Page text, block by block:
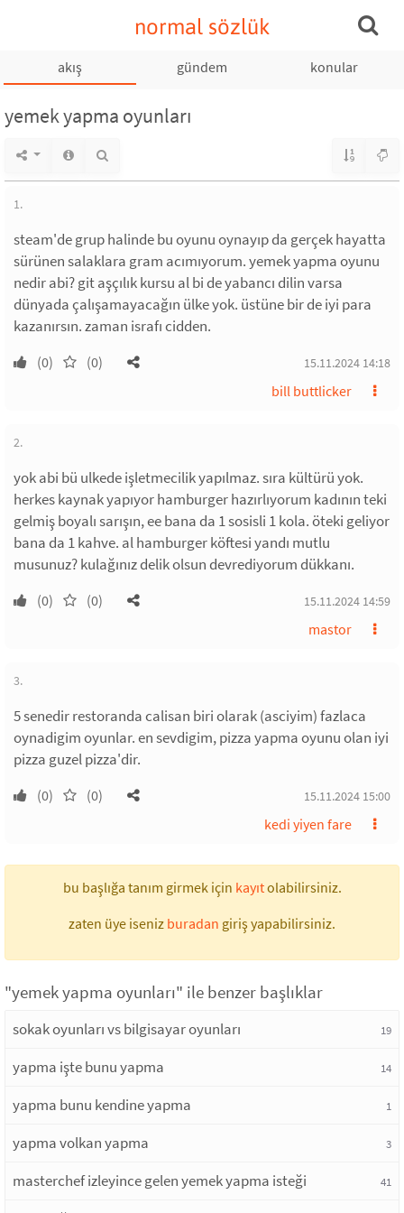
normal sözlük
akış gündem konular
yemek yapma oyunları
1.
steam'de grup halinde bu oyunu oynayıp da gerçek hayatta
sürünen salaklara gram acımıyorum. yemek yapma oyunu
nedir abi? git aşçılık kursu al bi de yabancı dilin varsa
dünyada çalışamayacağın ülke yok. üstüne bir de iyi para
kazanırsın. zaman israfı cidden.
(0) (0) 15.11.2024 14:18
bill buttlicker
2.
yok abi bü ulkede işletmecilik yapılmaz. sıra kültürü yok.
herkes kaynak yapıyor hamburger hazırlıyorum kadının teki
gelmiş boyalı sarışın, ee bana da 1 sosisli 1 kola. öteki geliyor
bana da 1 kahve. al hamburger köftesi yandı mutlu
musunuz? kulağınız delik olsun devrediyorum dükkanı.
(0) (0) 15.11.2024 14:59
mastor
3.
5 senedir restoranda calisan biri olarak (asciyim) fazlaca
oynadigim oyunlar. en sevdigim, pizza yapma oyunu olan iyi
pizza guzel pizza'dir.
(0) (0) 15.11.2024 15:00
kedi yiyen fare
bu başlığa tanım girmek için kayıtolabilirsiniz.
zaten üye iseniz buradan giriş yapabilirsiniz.
"yemek yapma oyunları" ile benzer başlıklar
sokak oyunları vs bilgisayar oyunları 19
yapma işte bunu yapma 14
yapma bunu kendine yapma 1
yapma volkan yapma 3
masterchef izleyince gelen yemek yapma isteği 41